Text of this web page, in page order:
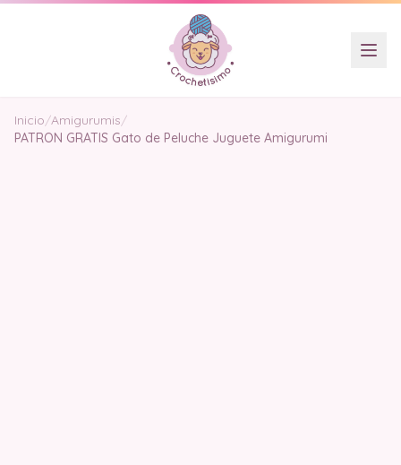
Inicio/Amigurumis/
PATRON GRATIS Gato de Peluche Juguete Amigurumi